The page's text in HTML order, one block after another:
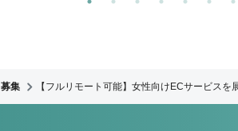
募集 【フルリモート可能】女性向けECサービス